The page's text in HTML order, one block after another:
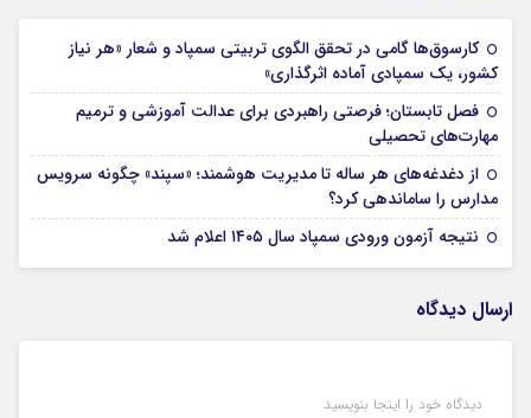
کارسوق‌ها گامی در تحقق الگوی تربیتی سمپاد و شعار «هر نیاز
کشور، یک سمپادی آماده اثرگذاری»
فصل تابستان؛ فرصتی راهبردی برای عدالت آموزشی و ترمیم
مهارت‌های تحصیلی
از دغدغه‌های هر ساله تا مدیریت هوشمند؛ «سپند» چگونه سرویس
مدارس را ساماندهی کرد؟
نتیجه آزمون ورودی سمپاد سال ۱۴۰۵ اعلام شد
ارسال دیدگاه
دیدگاه خود را اینجا بنویسید